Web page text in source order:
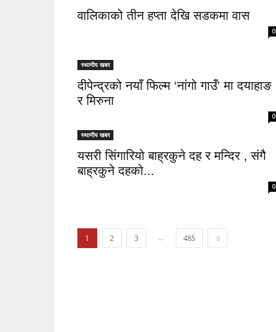
वालिकाको तीन हप्ता देखि सडकमा वास
0
स्थानीय खबर
दीपेन्द्रको नयाँ फिल्म ‘नांगो गाउँ’ मा दयाहाङ
र मिरुना
0
स्थानीय खबर
यसरी सिंगारियो बाह्रकुने दह र मन्दिर , संगै
बाह्रकुने दहको...
0
1 2 3 ... 485